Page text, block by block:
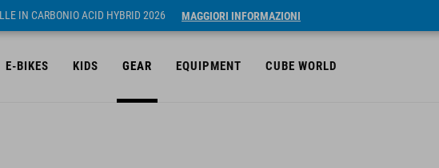
IN CARBONIO ACID HYBRID 2026 MAGGIORI INFORMAZIONI
E-BIKES KIDS GEAR EQUIPMENT CUBE WORLD